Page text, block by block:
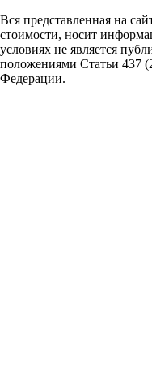
Вся представленная на
стоимости, носит
условиях не является
положениями Статьи 437
Федерации.